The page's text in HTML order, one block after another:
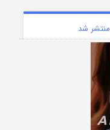
منتشر شد